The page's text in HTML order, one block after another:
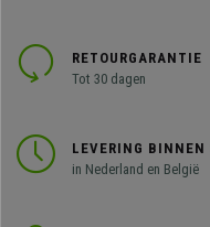
RETOURGARANTIE
Tot 30 dagen
LEVERING BINNEN
in Nederland en België